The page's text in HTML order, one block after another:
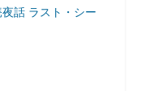
話 ラスト・シー